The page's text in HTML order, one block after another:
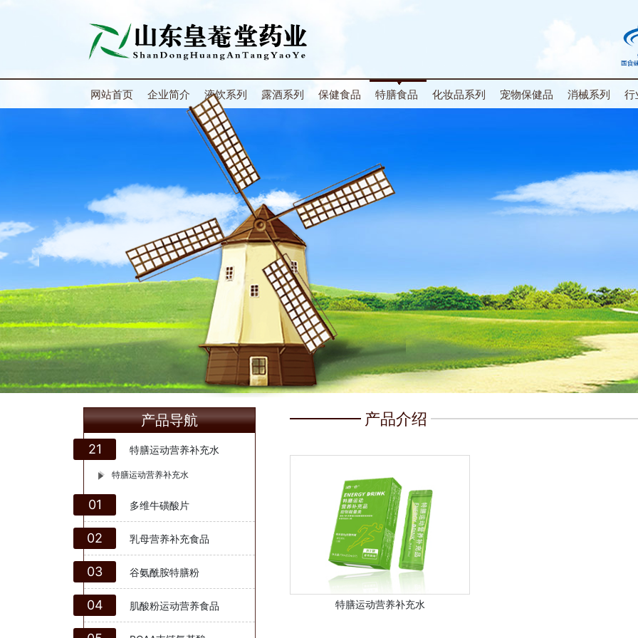
网站首页 企业简介 液饮系列 露酒系列 保健食品 特膳食品 化妆品系列 宠物保健品 消械系列 行
产品导航
21 特膳运动营养补充水
特膳运动营养补充水
01 多维牛磺酸片
02 乳母营养补充食品
03 谷氨酰胺特膳粉
04 肌酸粉运动营养食品
产品介绍
特膳运动营养补充水